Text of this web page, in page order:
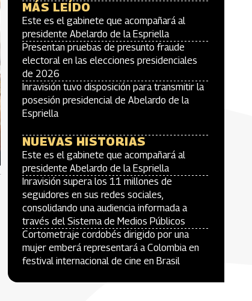
MÁS LEÍDO
Este es el gabinete que acompañará al
presidente Abelardo de la Espriella
Presentan pruebas de presunto fraude
electoral en las elecciones presidenciales
de 2026
Inravisión tuvo disposición para transmitir la
posesión presidencial de Abelardo de la
Espriella
NUEVAS HISTORIAS
Este es el gabinete que acompañará al
presidente Abelardo de la Espriella
Inravisión supera los 11 millones de
seguidores en sus redes sociales,
consolidando una audiencia informada a
través del Sistema de Medios Públicos
Cortometraje cordobés dirigido por una
mujer emberá representará a Colombia en
festival internacional de cine en Brasil